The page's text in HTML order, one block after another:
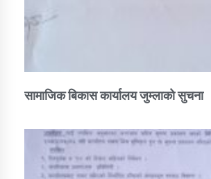
सामाजिक बिकास कार्यालय जुम्लाकाे सुचना